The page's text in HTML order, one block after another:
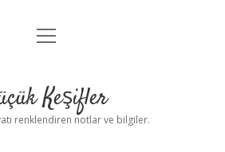
Anasayfa
Yasal Uyarı
menüyü
Keşifler
renklendiren notlar ve bilgiler.